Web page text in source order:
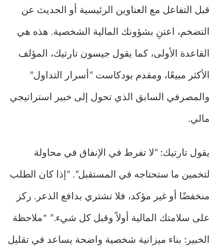
قبل التفاعل مع العناوين الرئيسية أو الحديث عن
التضخم، اعتنِ بشؤونك المالية الشخصية. هذه هي
القاعدة الأولى، كما يقول جيسون تارتيك، المؤلف
الأكثر مبيعًا، ومقدم بودكاست “أسرار التداول”
والمصرفي السابق الذي تحول إلى خبير استراتيجي
مالي.
يقول تارتيك: “لا تفرط في الإنفاق في محاولة
لتخمين ما ستحتاجه في المستقبل”. “إذا كان الطلب
منخفضًا أو غير مؤكد، فلا تشتري بدافع الذعر. ركز
على سلامتك المالية أولاً وقبل كل شيء.” *ملاحظة
الخبير: بناء ميزانية شخصية واضحة يساعد في تقليل